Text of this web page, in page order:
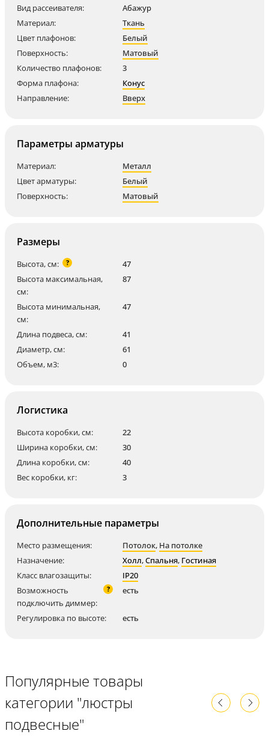
Вид рассеивателя:
Абажур
Материал:
Ткань
Цвет плафонов:
Белый
Поверхность:
Матовый
Количество плафонов:
3
Форма плафона:
Конус
Направление:
Вверх
Параметры арматуры
Материал:
Металл
Цвет арматуры:
Белый
Поверхность:
Матовый
Размеры
Высота, см: ?
47
Высота максимальная,
см:
87
Высота минимальная,
см:
47
Длина подвеса, см:
41
Диаметр, см:
61
Объем, м3:
0
Логистика
Высота коробки, см:
22
Ширина коробки, см:
30
Длина коробки, см:
40
Вес коробки, кг:
3
Дополнительные параметры
Место размещения: Потолок, На потолке
Назначение:
Холл,Спальня, Гостиная
Класс влагозащиты:
IP20
Возможность
подключить диммер:
? есть
Регулировка по высоте: есть
Популярные товары
категории "люстры
подвесные"